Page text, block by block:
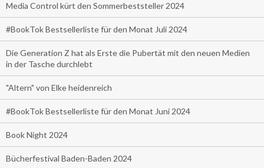
Media Control kürt den Sommerbeststeller 2024
#BookTok Bestsellerliste für den Monat Juli 2024
Die Generation Z hat als Erste die Pubertät mit den neuen Medien
in der Tasche durchlebt
"Altern" von Elke heidenreich
#BookTok Bestsellerliste für den Monat Juni 2024
Book Night 2024
Bücherfestival Baden-Baden 2024